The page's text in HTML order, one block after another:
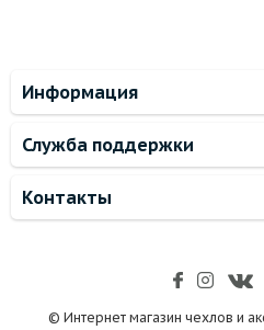
Информация
Служба поддержки
Контакты
© Интернет магазин чехлов и